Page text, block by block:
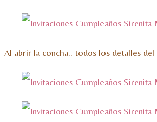
Al abrir la concha.. todos los detalles del